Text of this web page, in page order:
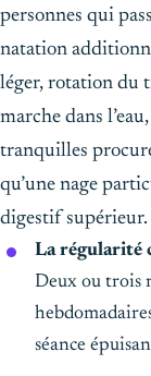
personnes qui
natation
léger, rotation du
marche dans
tranquilles
qu’une nage
digestif supérieur.
La régularité
Deux ou trois
séance